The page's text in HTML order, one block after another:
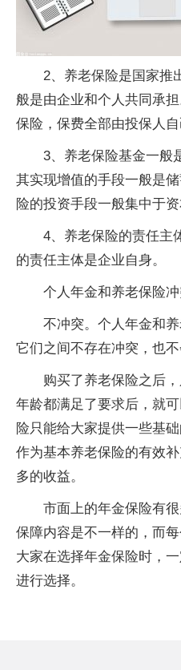
2、养老保险是国家推
般是由企业和个人共同承
保险，保费全部由投保人自
3、养老保险基金一般
其实现增值的手段一般是
险的投资手段一般集中于
4、养老保险的责任主
的责任主体是企业自身。
个人年金和养老保险
不冲突。个人年金和
它们之间不存在冲突，也不
购买了养老保险之后
年龄都满足了要求后，就
险只能给大家提供一些基
作为基本养老保险的有效
多的收益。
市面上的年金保险有
保障内容是不一样的，而
大家在选择年金保险时，
进行选择。